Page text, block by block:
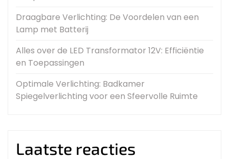
Draagbare Verlichting: De Voordelen van een
Lamp met Batterij
Alles over de LED Transformator 12V: Efficiëntie
en Toepassingen
Optimale Verlichting: Badkamer
Spiegelverlichting voor een Sfeervolle Ruimte
Laatste reacties